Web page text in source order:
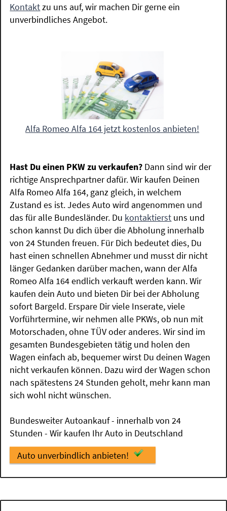
Kontaktzu uns auf, wir machen Dir gerne ein
unverbindliches Angebot.
Alfa Romeo Alfa 164 jetzt kostenlos anbieten!
Hast Du einen PKW zu verkaufen? Dann sind wir der
richtige Ansprechpartner dafür. Wir kaufen Deinen
Alfa Romeo Alfa 164, ganz gleich, in welchem
Zustand es ist. Jedes Auto wird angenommen und
das für alle Bundesländer. Du kontaktierst uns und
schon kannst Du dich über die Abholung innerhalb
von 24 Stunden freuen. Für Dich bedeutet dies, Du
hast einen schnellen Abnehmer und musst dir nicht
länger Gedanken darüber machen, wann der Alfa
Romeo Alfa 164 endlich verkauft werden kann. Wir
kaufen dein Auto und bieten Dir bei der Abholung
sofort Bargeld. Erspare Dir viele Inserate, viele
Vorführtermine, wir nehmen alle PKWs, ob nun mit
Motorschaden, ohne TÜV oder anderes. Wir sind im
gesamten Bundesgebieten tätig und holen den
Wagen einfach ab, bequemer wirst Du deinen Wagen
nicht verkaufen können. Dazu wird der Wagen schon
nach spätestens 24 Stunden geholt, mehr kann man
sich wohl nicht wünschen.
Bundesweiter Autoankauf - innerhalb von 24
Stunden - Wir kaufen Ihr Auto in Deutschland
Auto unverbindlich anbieten!